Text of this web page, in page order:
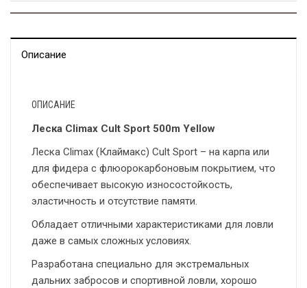
Описание
ОПИСАНИЕ
Леска Climax Cult Sport 500m Yellow
Леска Climax (Клаймакс) Cult Sport – на карпа или
для фидера с флюорокарбоновым покрытием, что
обеспечивает высокую износостойкость,
эластичность и отсутствие памяти.
Обладает отличными характеристиками для ловли
даже в самых сложных условиях.
Разработана специально для экстремальных
дальних забросов и спортивной ловли, хорошо